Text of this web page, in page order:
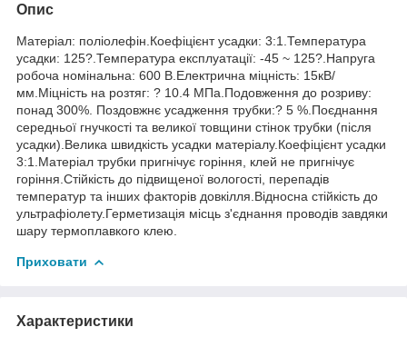
Опис
Матеріал: поліолефін.Коефіцієнт усадки: 3:1.Температура
усадки: 125?.Температура експлуатації: -45 ~ 125?.Напруга
робоча номінальна: 600 В.Електрична міцність: 15кВ/
мм.Міцність на розтяг: ? 10.4 МПа.Подовження до розриву:
понад 300%. Поздовжнє усадження трубки:? 5 %.Поєднання
середньої гнучкості та великої товщини стінок трубки (після
усадки).Велика швидкість усадки матеріалу.Коефіцієнт усадки
3:1.Матеріал трубки пригнічує горіння, клей не пригнічує
горіння.Стійкість до підвищеної вологості, перепадів
температур та інших факторів довкілля.Відносна стійкість до
ультрафіолету.Герметизація місць з'єднання проводів завдяки
шару термоплавкого клею.
Приховати
Характеристики